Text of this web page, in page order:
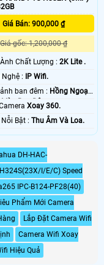
Giá Bán: 900,000 ₫
Giá gốc: 1,200,000 ₫
Ành Chất Lượng :2K Lite .
🌠 Công Nghệ :
IP Wifi.
🌚 Hình ảnh ban đêm : Hồng Ngoại
Ban Ðêm.
CameraXoay 360.
️🆑 Điểm Nỗi Bật :Thu Âm Và Loa.
DH-HAC-
I/E/C) Speed
IPC-B124-PF28(40)
Phẩm Mới Camera
Lắp Đặt Camera Wifi
Camera Wifi Xoay
Hiệu Quả